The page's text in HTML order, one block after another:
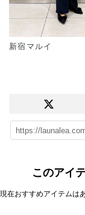
新宿マルイ
このアイ
現在おすすめアイテムは